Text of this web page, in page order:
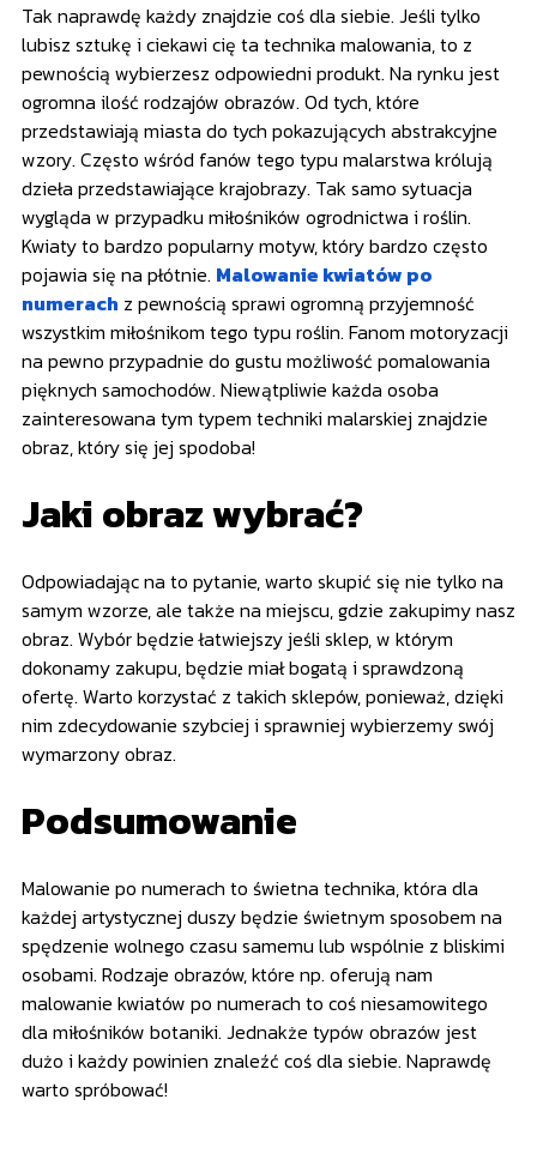
Tak naprawdę każdy znajdzie coś dla siebie. Jeśli tylko
lubisz sztukę i ciekawi cię ta technika malowania, to z
pewnością wybierzesz odpowiedni produkt. Na rynku jest
ogromna ilość rodzajów obrazów. Od tych, które
przedstawiają miasta do tych pokazujących abstrakcyjne
wzory. Często wśród fanów tego typu malarstwa królują
dzieła przedstawiające krajobrazy. Tak samo sytuacja
wygląda w przypadku miłośników ogrodnictwa i roślin.
Kwiaty to bardzo popularny motyw, który bardzo często
pojawia się na płótnie. Malowanie kwiatów po
numerach z pewnością sprawi ogromną przyjemność
wszystkim miłośnikom tego typu roślin. Fanom motoryzacji
na pewno przypadnie do gustu możliwość pomalowania
pięknych samochodów. Niewątpliwie każda osoba
zainteresowana tym typem techniki malarskiej znajdzie
obraz, który się jej spodoba!
Jaki obraz wybrać?
Odpowiadając na to pytanie, warto skupić się nie tylko na
samym wzorze, ale także na miejscu, gdzie zakupimy nasz
obraz. Wybór będzie łatwiejszy jeśli sklep, w którym
dokonamy zakupu, będzie miał bogatą i sprawdzoną
ofertę. Warto korzystać z takich sklepów, ponieważ, dzięki
nim zdecydowanie szybciej i sprawniej wybierzemy swój
wymarzony obraz.
Podsumowanie
Malowanie po numerach to świetna technika, która dla
każdej artystycznej duszy będzie świetnym sposobem na
spędzenie wolnego czasu samemu lub wspólnie z bliskimi
osobami. Rodzaje obrazów, które np. oferują nam
malowanie kwiatów po numerach to coś niesamowitego
dla miłośników botaniki. Jednakże typów obrazów jest
dużo i każdy powinien znaleźć coś dla siebie. Naprawdę
warto spróbować!